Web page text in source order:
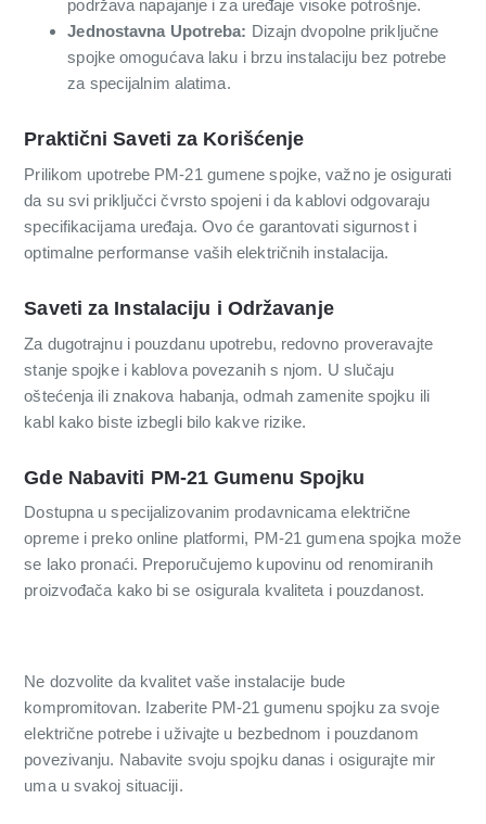
podržava napajanje i za uređaje visoke potrošnje.
Jednostavna Upotreba: Dizajn dvopolne priključne
spojke omogućava laku i brzu instalaciju bez potrebe
za specijalnim alatima.
Praktični Saveti za Korišćenje
Prilikom upotrebe PM-21 gumene spojke, važno je osigurati
da su svi priključci čvrsto spojeni i da kablovi odgovaraju
specifikacijama uređaja. Ovo će garantovati sigurnost i
optimalne performanse vaših električnih instalacija.
Saveti za Instalaciju i Održavanje
Za dugotrajnu i pouzdanu upotrebu, redovno proveravajte
stanje spojke i kablova povezanih s njom. U slučaju
oštećenja ili znakova habanja, odmah zamenite spojku ili
kabl kako biste izbegli bilo kakve rizike.
Gde Nabaviti PM-21 Gumenu Spojku
Dostupna u specijalizovanim prodavnicama električne
opreme i preko online platformi, PM-21 gumena spojka može
se lako pronaći. Preporučujemo kupovinu od renomiranih
proizvođača kako bi se osigurala kvaliteta i pouzdanost.
Ne dozvolite da kvalitet vaše instalacije bude
kompromitovan. Izaberite PM-21 gumenu spojku za svoje
električne potrebe i uživajte u bezbednom i pouzdanom
povezivanju. Nabavite svoju spojku danas i osigurajte mir
uma u svakoj situaciji.